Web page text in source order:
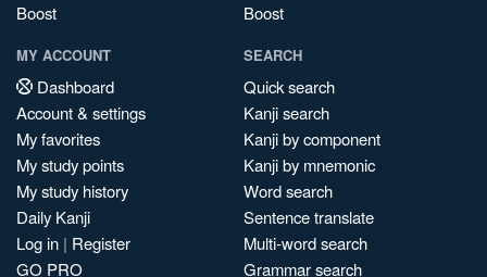
Boost
Boost
MY ACCOUNT
Dashboard
Account & settings
My favorites
My study points
My study history
Daily Kanji
Log in | Register
GO PRO
SEARCH
Quick search
Kanji search
Kanji by component
Kanji by mnemonic
Word search
Sentence translate
Multi-word search
Grammar search